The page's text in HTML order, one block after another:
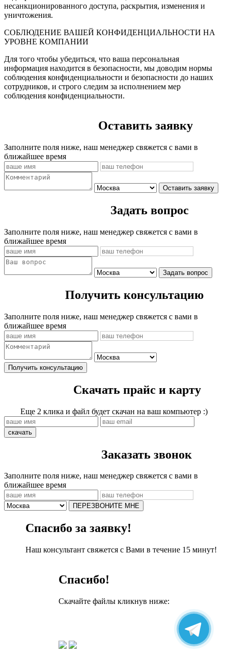
несанкционированного доступа, раскрытия, изменения и
уничтожения.
СОБЛЮДЕНИЕ ВАШЕЙ КОНФИДЕНЦИАЛЬНОСТИ НА
УРОВНЕ КОМПАНИИ
Для того чтобы убедиться, что ваша персональная
информация находится в безопасности, мы доводим нормы
соблюдения конфиденциальности и безопасности до наших
сотрудников, и строго следим за исполнением мер
соблюдения конфиденциальности.
Оставить заявку
Заполните поля ниже, наш менеджер свяжется с вами в
ближайшее время
Оставить заявку
Задать вопрос
Заполните поля ниже, наш менеджер свяжется с вами в
ближайшее время
Задать вопрос
Получить консультацию
Заполните поля ниже, наш менеджер свяжется с вами в
ближайшее время
Получить консультацию
Скачать прайс и карту
Еще 2 клика и файл будет скачан на ваш компьютер :)
скачать
Заказать звонок
Заполните поля ниже, наш менеджер свяжется с вами в
ближайшее время
ПЕРЕЗВОНИТЕ МНЕ
Спасибо за заявку!
Наш консультант свяжется с Вами в течение 15 минут!
Спасибо!
Скачайте файлы кликнув ниже: